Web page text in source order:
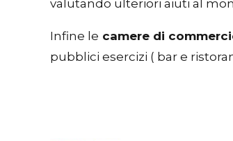
valutando ulteriori aiuti al
Infine le camere di
pubblici esercizi ( bar e